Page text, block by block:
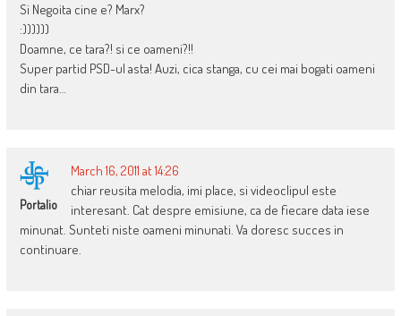
Si Negoita cine e? Marx?
:))))))
Doamne, ce tara?! si ce oameni?!!
Super partid PSD-ul asta! Auzi, cica stanga, cu cei mai bogati oameni
din tara…
Portalio
March 16, 2011 at 14:26
chiar reusita melodia, imi place, si videoclipul este
interesant. Cat despre emisiune, ca de fiecare data iese
minunat. Sunteti niste oameni minunati. Va doresc succes in
continuare.